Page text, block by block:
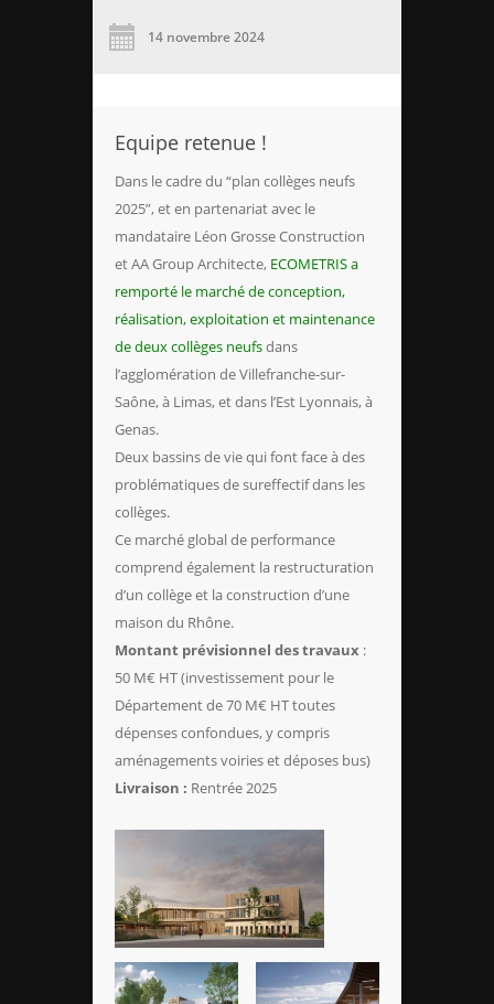
14 novembre 2024
Equipe retenue !
Dans le cadre du “plan collèges neufs
2025”, et en partenariat avec le
mandataire Léon Grosse Construction
et AA Group Architecte, ECOMETRIS a
remporté le marché de conception,
réalisation, exploitation et maintenance
de deux collèges neufsdans
l’agglomération de Villefranche-sur-
Saône, à Limas, et dans l’Est Lyonnais, à
Genas.
Deux bassins de vie qui font face à des
problématiques de sureffectif dans les
collèges.
Ce marché global de performance
comprend également la restructuration
d’un collège et la construction d’une
maison du Rhône.
Montant prévisionnel des travaux :
50 M€ HT (investissement pour le
Département de 70 M€ HT toutes
dépenses confondues, y compris
aménagements voiries et déposes bus)
Livraison : Rentrée 2025